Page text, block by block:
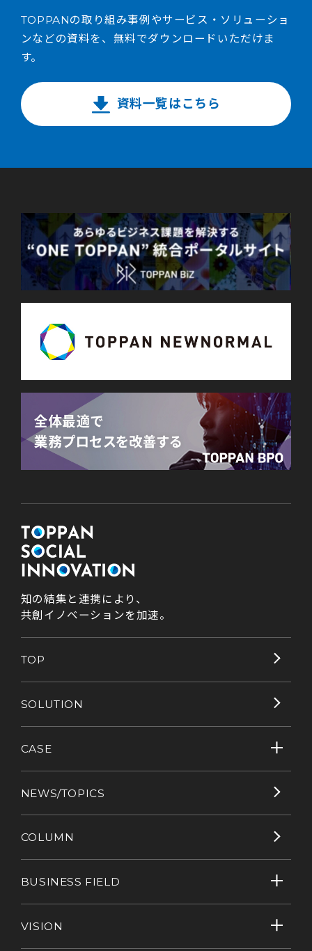
TOPPANの取り組み事例やサービス・ソリューショ
ンなどの資料を、無料でダウンロードいただけま
す。
資料一覧はこちら
知の結集と連携により、
共創イノベーションを加速。
TOP
SOLUTION
CASE
NEWS/TOPICS
COLUMN
BUSINESS FIELD
VISION